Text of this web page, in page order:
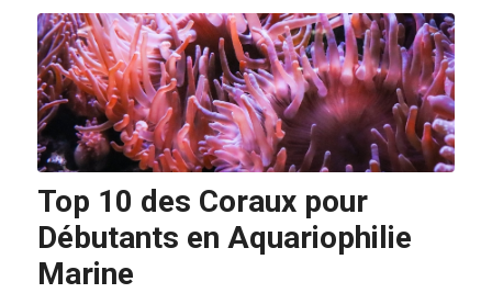
Top 10 des Coraux pour
Débutants en Aquariophilie
Marine